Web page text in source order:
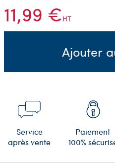
11,99 €HT
Ajouter
Service
après vente
Paiement
100%